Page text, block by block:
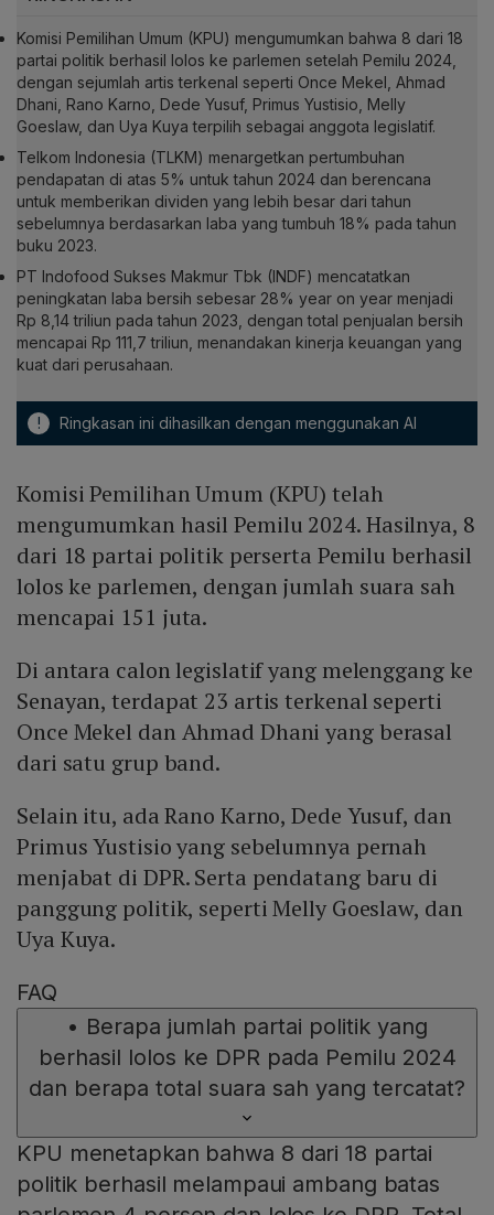
Komisi Pemilihan Umum (KPU) mengumumkan bahwa 8 dari 18
partai politik berhasil lolos ke parlemen setelah Pemilu 2024,
dengan sejumlah artis terkenal seperti Once Mekel, Ahmad
Dhani, Rano Karno, Dede Yusuf, Primus Yustisio, Melly
Goeslaw, dan Uya Kuya terpilih sebagai anggota legislatif.
Telkom Indonesia (TLKM) menargetkan pertumbuhan
pendapatan di atas 5% untuk tahun 2024 dan berencana
untuk memberikan dividen yang lebih besar dari tahun
sebelumnya berdasarkan laba yang tumbuh 18% pada tahun
buku 2023.
PT Indofood Sukses Makmur Tbk (INDF) mencatatkan
peningkatan laba bersih sebesar 28% year on year menjadi
Rp 8,14 triliun pada tahun 2023, dengan total penjualan bersih
mencapai Rp 111,7 triliun, menandakan kinerja keuangan yang
kuat dari perusahaan.
! Ringkasan ini dihasilkan dengan menggunakan AI
Komisi Pemilihan Umum (KPU) telah
mengumumkan hasil Pemilu 2024. Hasilnya, 8
dari 18 partai politik perserta Pemilu berhasil
lolos ke parlemen, dengan jumlah suara sah
mencapai 151 juta.
Di antara calon legislatif yang melenggang ke
Senayan, terdapat 23 artis terkenal seperti
Once Mekel dan Ahmad Dhani yang berasal
dari satu grup band.
Selain itu, ada Rano Karno, Dede Yusuf, dan
Primus Yustisio yang sebelumnya pernah
menjabat di DPR. Serta pendatang baru di
panggung politik, seperti Melly Goeslaw, dan
Uya Kuya.
FAQ
• Berapa jumlah partai politik yang
berhasil lolos ke DPR pada Pemilu 2024
dan berapa total suara sah yang tercatat?
KPU menetapkan bahwa 8 dari 18 partai
politik berhasil melampaui ambang batas